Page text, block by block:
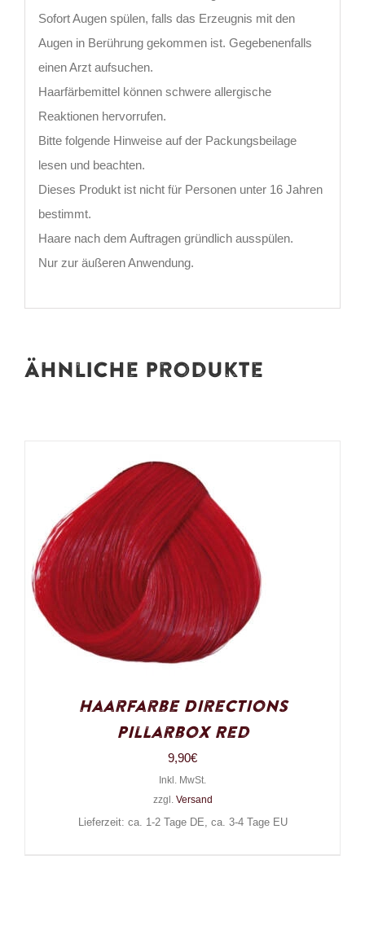
Sofort Augen spülen, falls das Erzeugnis mit den
Augen in Berührung gekommen ist. Gegebenenfalls
einen Arzt aufsuchen.
Haarfärbemittel können schwere allergische
Reaktionen hervorrufen.
Bitte folgende Hinweise auf der Packungsbeilage
lesen und beachten.
Dieses Produkt ist nicht für Personen unter 16 Jahren
bestimmt.
Haare nach dem Auftragen gründlich ausspülen.
Nur zur äußeren Anwendung.
Ähnliche Produkte
Haarfarbe Directions
Pillarbox Red
9,90€
Inkl. MwSt.
zzgl. Versand
Lieferzeit: ca. 1-2 Tage DE, ca. 3-4 Tage EU